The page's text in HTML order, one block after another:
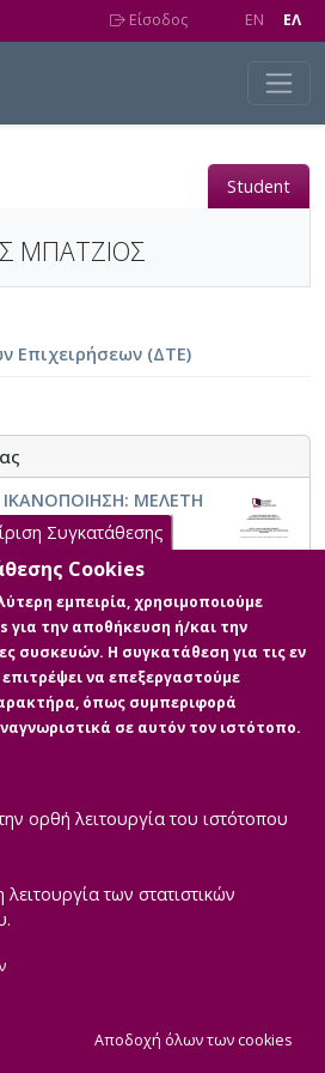
Είσοδος EN EΛ
Student
ΜΠΑΤΖΙΟΣ
Επιχειρήσεων (ΔΤΕ)
ΙΚΑΝΟΠΟΙΗΣΗ: ΜΕΛΕΤΗ
ΣΤΗΝ
Συγκατάθεσης
Cookies
εμπειρία, χρησιμοποιούμε
για την αποθήκευση ή/και την
συσκευών. Η συγκατάθεση για τις εν
να επεξεργαστούμε
όπως συμπεριφορά
σε αυτόν τον ιστότοπο.
ορθή λειτουργία του ιστότοπου
των στατιστικών
Αποδοχή όλων των cookies